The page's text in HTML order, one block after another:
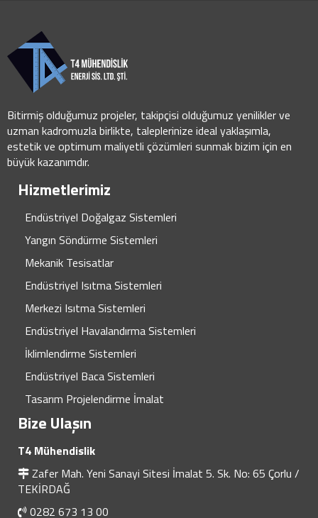
Bitirmiş olduğumuz projeler, takipçisi olduğumuz yenilikler ve
uzman kadromuzla birlikte, taleplerinize ideal yaklaşımla,
estetik ve optimum maliyetli çözümleri sunmak bizim için en
büyük kazanımdır.
Hizmetlerimiz
Endüstriyel Doğalgaz Sistemleri
Yangın Söndürme Sistemleri
Mekanik Tesisatlar
Endüstriyel Isıtma Sistemleri
Merkezi Isıtma Sistemleri
Endüstriyel Havalandırma Sistemleri
İklimlendirme Sistemleri
Endüstriyel Baca Sistemleri
Tasarım Projelendirme İmalat
Bize Ulaşın
T4 Mühendislik
Zafer Mah. Yeni Sanayi Sitesi İmalat 5. Sk. No: 65 Çorlu /
TEKİRDAĞ
0282 673 13 00